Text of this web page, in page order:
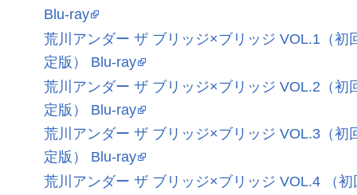
Blu-ray
荒川アンダー ザ ブリッジ×ブリッジ VOL.1（初
定版） Blu-ray
荒川アンダー ザ ブリッジ×ブリッジ VOL.2（初
定版） Blu-ray
荒川アンダー ザ ブリッジ×ブリッジ VOL.3（初
定版） Blu-ray
荒川アンダー ザ ブリッジ×ブリッジ VOL.4 （初